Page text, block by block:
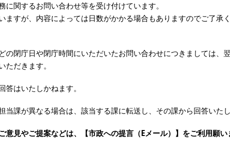
に関するお問い合わせ等を受け付けています。
ますが、内容によっては日数がかかる場合もありますのでご了承
の閉庁日や閉庁時間にいただいたお問い合わせにつきましては、
だきます。
答はいたしかねます。
当課が異なる場合は、該当する課に転送し、その課から回答いたし
意見やご提案などは、【市政への提言（Eメール）】をご利用願い